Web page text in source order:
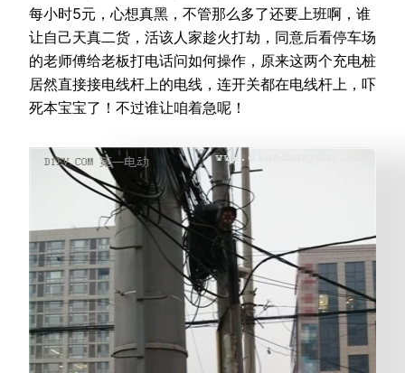
每小时5元，心想真黑，不管那么多了还要上班啊，谁
让自己天真二货，活该人家趁火打劫，同意后看停车场
的老师傅给老板打电话问如何操作，原来这两个充电桩
居然直接接电线杆上的电线，连开关都在电线杆上，吓
死本宝宝了！不过谁让咱着急呢！